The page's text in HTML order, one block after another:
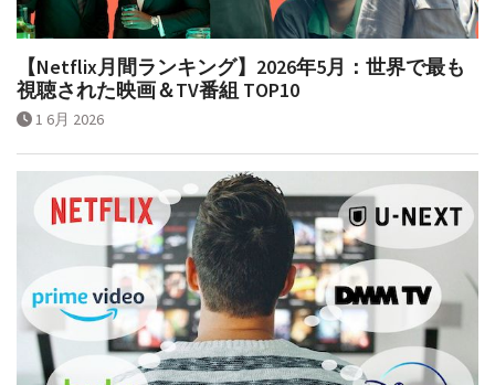
【Netflix月間ランキング】2026年5月：世界で最も
視聴された映画＆TV番組 TOP10
1 6月 2026